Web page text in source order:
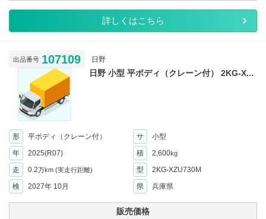
詳しくはこちら
出品番号 107109 日野
日野 小型 平ボディ（クレーン付） 2KG-X...
形 平ボディ（クレーン付） サ
小型
年
2025(R07) 積 2,600kg
走 0.2万km (実走行距離) 型
2KG-XZU730M
検
2027年 10月 県 兵庫県
販売価格